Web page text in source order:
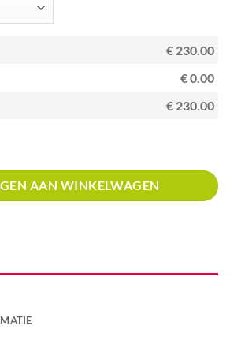
€ 230.00
€ 0.00
€ 230.00
AAN WINKELWAGEN